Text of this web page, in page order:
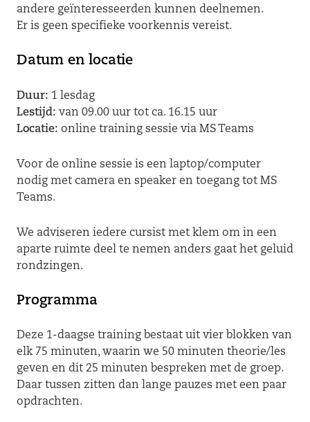
andere geïnteresseerden kunnen deelnemen.
Er is geen specifieke voorkennis vereist.
Datum en locatie
Duur: 1 lesdag
Lestijd: van 09.00 uur tot ca. 16.15 uur
Locatie: online training sessie via MS Teams
Voor de online sessie is een laptop/computer
nodig met camera en speaker en toegang tot MS
Teams.
We adviseren iedere cursist met klem om in een
aparte ruimte deel te nemen anders gaat het geluid
rondzingen.
Programma
Deze 1-daagse training bestaat uit vier blokken van
elk 75 minuten, waarin we 50 minuten theorie/les
geven en dit 25 minuten bespreken met de groep.
Daar tussen zitten dan lange pauzes met een paar
opdrachten.